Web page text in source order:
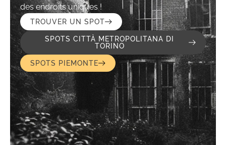
des endroits uniques !
TROUVER UN SPOT
SPOTS CITTÀ METROPOLITANA DI
TORINO
SPOTS PIEMONTE